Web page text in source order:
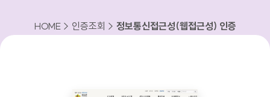
HOME > 인증조회 > 정보통신접근성(웹접근성) 인증